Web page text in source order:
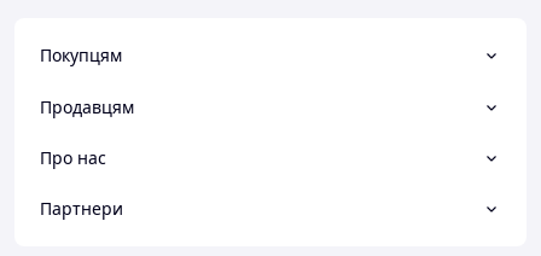
Покупцям
Продавцям
Про нас
Партнери